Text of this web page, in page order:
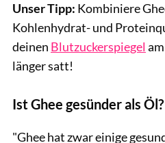
Unser Tipp: Kombiniere
Kohlenhydrat- und
deinen Blutzuckerspiegel
länger satt!
Ist Ghee gesünder als Öl?
"Ghee hat zwar einige